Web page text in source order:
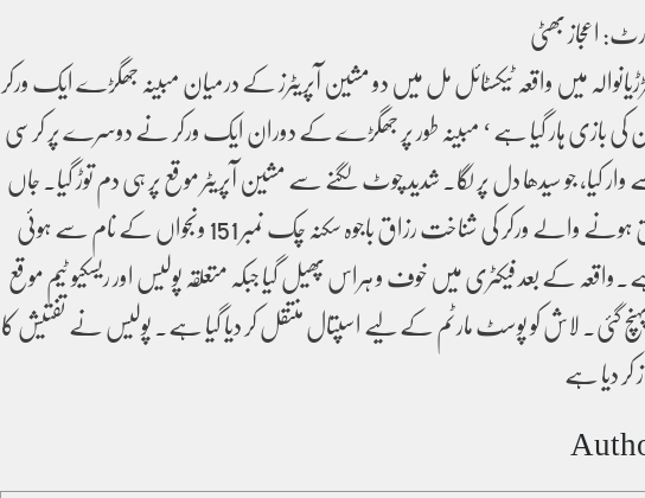
اعجاز بھٹی
میں واقعہ ٹیکسٹائل مل میں دو مشین آپریٹرز کے درمیان مبینہ جھگڑے ایک ورکر
کی بازی ہار گیا ہے ‘ مبینہ طور پر جھگڑے کے دوران ایک ورکر نے دوسرے پر کرسی
کیا، جو سیدھا دل پر لگا۔ شدید چوٹ لگنے سے مشین آپریٹر موقع پر ہی دم توڑ گیا۔ جاں
بحق ہونے والے ورکر کی شناخت رزاق باجوہ سکنہ چک نمبر 151 ونجواں کے نام سے ہوئی
کے بعد فیکٹری میں خوف و ہراس پھیل گیا جبکہ متعلقہ پولیس اور ریسکیو ٹیم موقع
گئی۔ لاش کو پوسٹ مارٹم کے لیے اسپتال منتقل کر دیا گیا ہے۔ پولیس نے تفتیش کا
کر دیا ہے